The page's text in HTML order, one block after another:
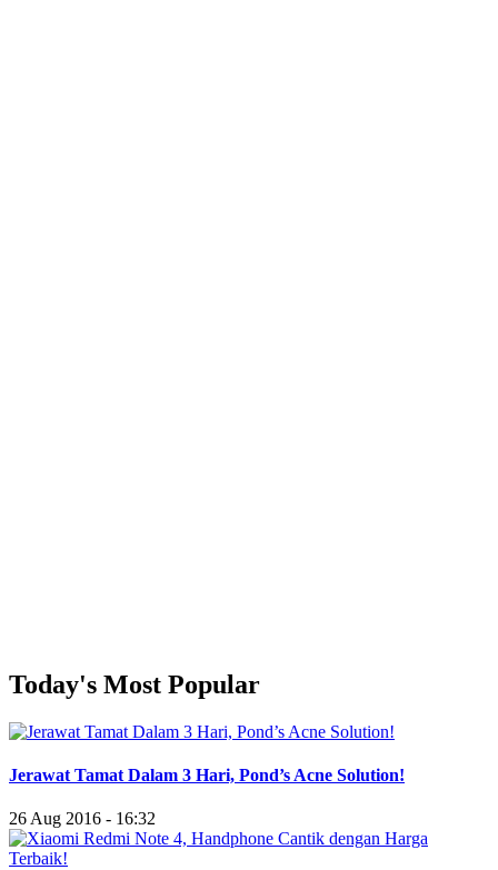
Today's Most Popular
Jerawat Tamat Dalam 3 Hari, Pond’s Acne Solution!
26 Aug 2016 - 16:32